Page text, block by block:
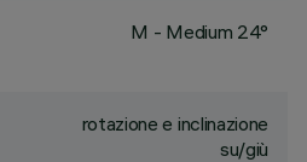
M - Medium 24°
rotazione e inclinazione
su/giù